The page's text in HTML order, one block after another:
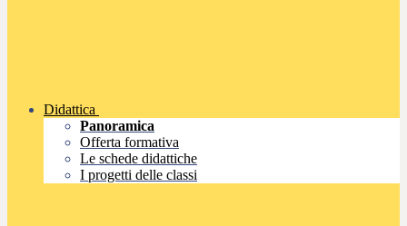
Didattica
Panoramica
Offerta formativa
Le schede didattiche
I progetti delle classi